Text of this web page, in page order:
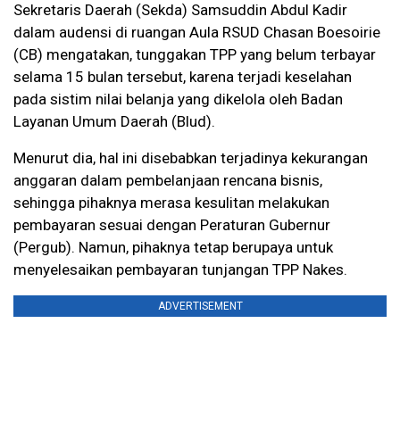
Sekretaris Daerah (Sekda) Samsuddin Abdul Kadir
dalam audensi di ruangan Aula RSUD Chasan Boesoirie
(CB) mengatakan, tunggakan TPP yang belum terbayar
selama 15 bulan tersebut, karena terjadi keselahan
pada sistim nilai belanja yang dikelola oleh Badan
Layanan Umum Daerah (Blud).
Menurut dia, hal ini disebabkan terjadinya kekurangan
anggaran dalam pembelanjaan rencana bisnis,
sehingga pihaknya merasa kesulitan melakukan
pembayaran sesuai dengan Peraturan Gubernur
(Pergub). Namun, pihaknya tetap berupaya untuk
menyelesaikan pembayaran tunjangan TPP Nakes.
ADVERTISEMENT